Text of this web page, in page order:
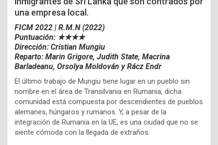
una empresa local.
FICM 2022 | R.M.N (2022)
Puntuación: ★★★★
Dirección: Cristian Mungiu
Reparto: Marin Grigore, Judith State, Macrina
Barladeanu, Orsolya Moldován yRácz Endr
El último trabajo de Mungiu tiene lugar en un pueblo sin
nombre en el área de Transilvania en Rumania, dicha
comunidad está compuesta por descendientes de pueblos
alemanes, húngaros y rumanos. Y, a pesar de la
integración de Rumania en la UE, es una ciudad que no se
siente cómoda con la llegada de extraños.